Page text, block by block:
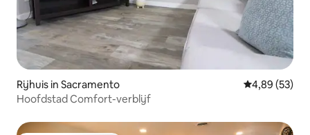
Rijhuis in Sacramento Gemiddelde
4,89 (53)
Hoofdstad Comfort-verblijf